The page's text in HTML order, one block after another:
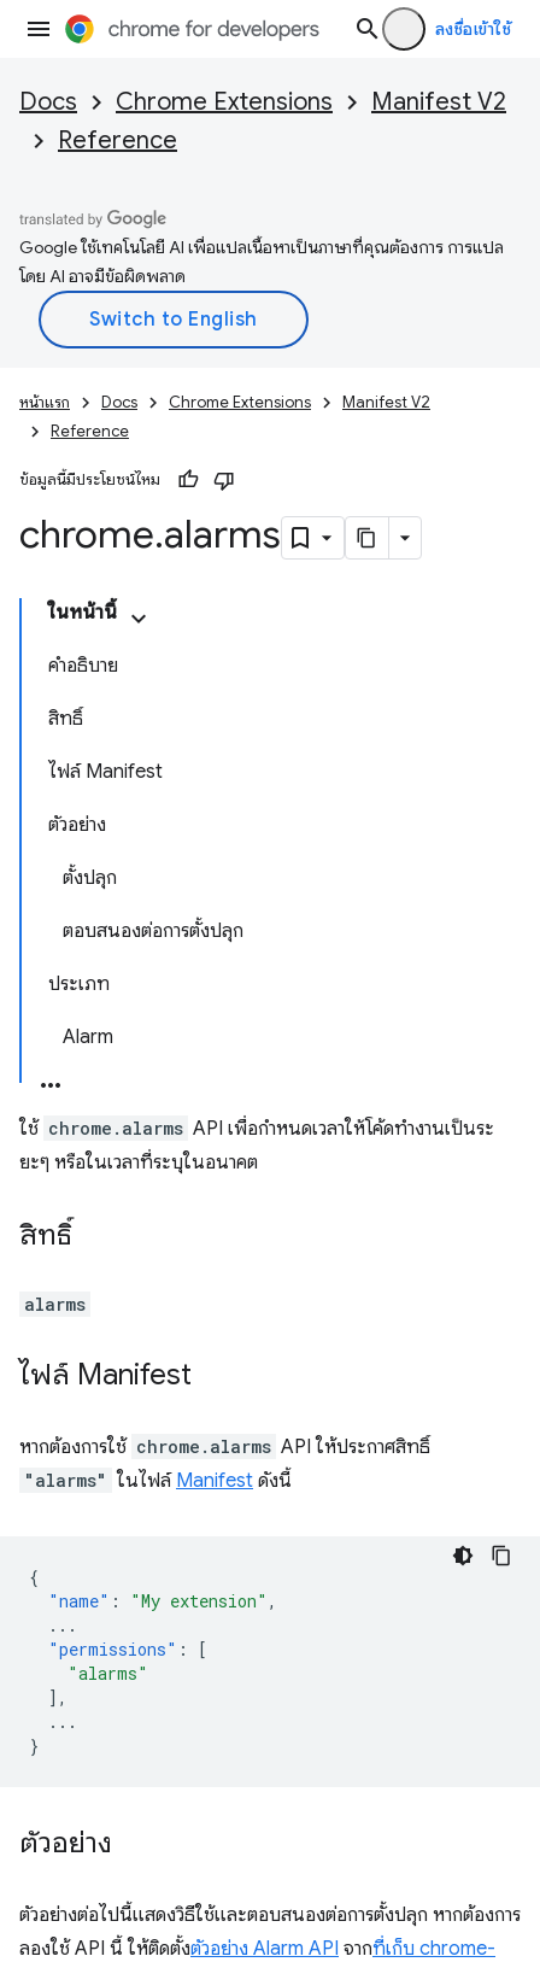
ลงชื่อเข้าใช้
Docs Chrome Extensions
Manifest V2
Reference
Google ใช้เทคโนโลยี AI เพื่อแปลเนื้อหาเป็นภาษาที่คุณต้องการ การแปล
โดย AI อาจมีข้อผิดพลาด
หน้าแรก Docs Chrome Extensions
Manifest V2
Reference
ข้อมูลนี้มีประโยชน์ไหม
chrome.alarms
ในหน้านี้
คำอธิบาย
สิทธิ์
ไฟล์ Manifest
ตัวอย่าง
ตั้งปลุก
ตอบสนองต่อการตั้งปลุก
ประเภท
Alarm
ใช้ chrome.alarms API เพื่อกำหนดเวลาให้โค้ดทำงานเป็นระ
ยะๆ หรือในเวลาที่ระบุในอนาคต
สิทธิ์
alarms
ไฟล์ Manifest
หากต้องการใช้ chrome.alarms API ให้ประกาศสิทธิ์
"alarms" ในไฟล์ Manifest ดังนี้
{
"name" : "My extension" ,
...
"permissions" :
[
"alarms"
],
...
}
ตัวอย่าง
ตัวอย่างต่อไปนี้แสดงวิธีใช้และตอบสนองต่อการตั้งปลุก หากต้องการ
ลองใช้ API นี้ ให้ติดตั้งตัวอย่าง Alarm API จากที่เก็บ chrome-